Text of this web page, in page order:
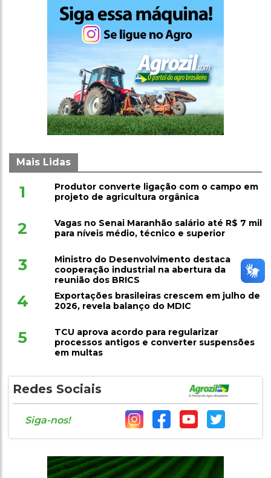
Mais Lidas
1
Produtor converte ligação com o campo em
projeto de agricultura orgânica
2
Vagas no Senai Maranhão salário até R$ 7 mil
para níveis médio, técnico e superior
3
Ministro do Desenvolvimento destaca
cooperação industrial na abertura da
reunião dos BRICS
4
Exportações brasileiras crescem em julho de
2026, revela balanço do MDIC
5
TCU aprova acordo para regularizar
processos antigos e converter suspensões
em multas
Redes Sociais
Siga-nos!